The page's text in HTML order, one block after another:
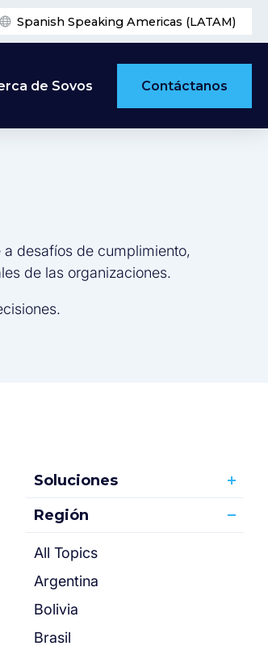
Spanish Speaking Americas (LATAM)
de Sovos Contáctanos
desafíos de cumplimiento,
de las organizaciones.
Soluciones
Región
All Topics
Argentina
Bolivia
Brasil